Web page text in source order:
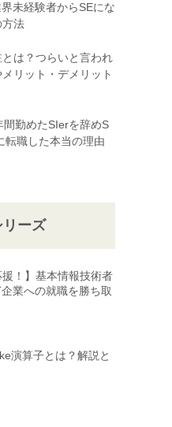
未経験者からSEにな
方法
は？つらいと言われ
メリット・デメリット
間勤めたSIerを辞めS
転職した本当の理由
ーズ
援！】基本情報技術者
業への就職を勝ち取
演算子とは？解説と